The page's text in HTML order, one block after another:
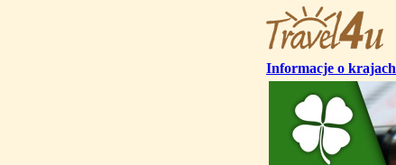
Informacje o krajach